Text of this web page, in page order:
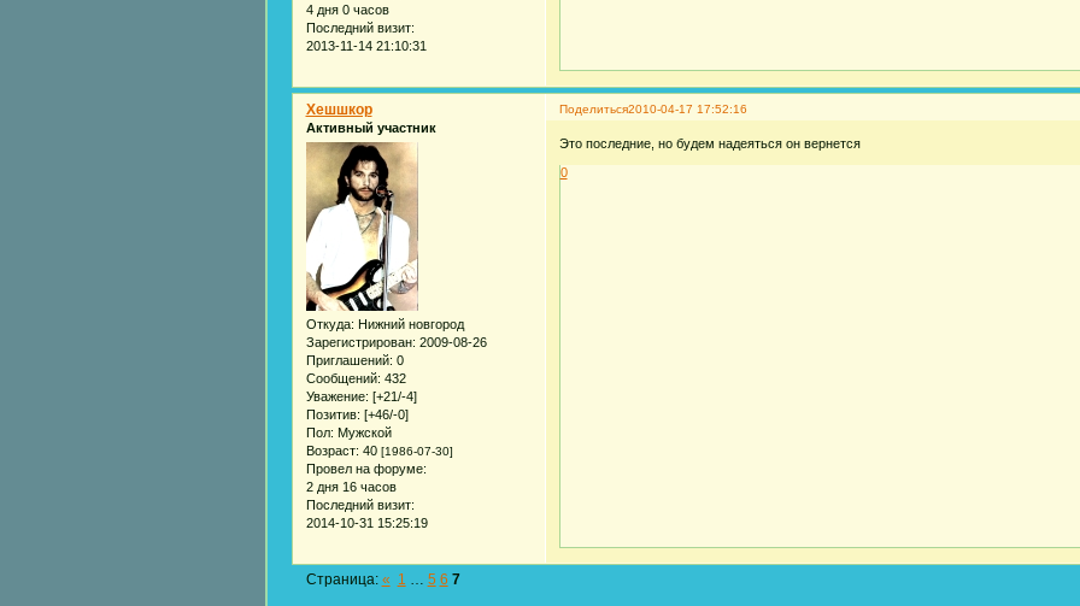
4 дня 0 часов
Последний визит:
2013-11-14 21:10:31
Поделиться2010-04-17 17:52:16
Хешшкор
Активный участник
Откуда: Нижний новгород
Зарегистрирован: 2009-08-26
Приглашений: 0
Сообщений: 432
Уважение: [+21/-4]
Позитив: [+46/-0]
Пол: Мужской
Возраст: 40 [1986-07-30]
Провел на форуме:
2 дня 16 часов
Последний визит:
2014-10-31 15:25:19
Это последние, но будем надеяться он вернется
0
Страница: « 1 … 5 6 7